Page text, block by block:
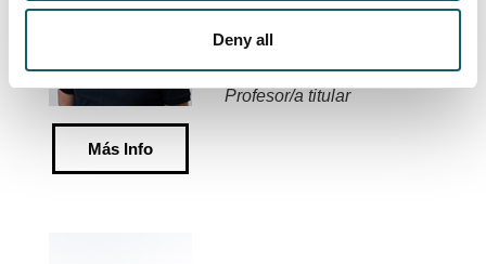
Deny all
Más Info
Sistemas de Información-
HAZI-ISI
Profesor/a titular